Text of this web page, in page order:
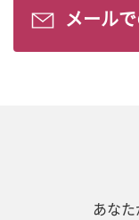
メール
あな